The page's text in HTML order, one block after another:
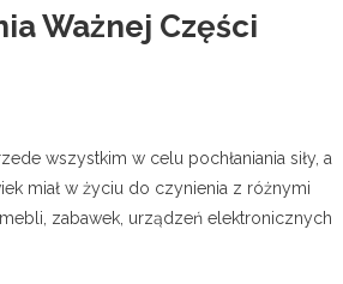
Ważnej Części
wszystkim w celu pochłaniania siły, a
miał w życiu do czynienia z różnymi
zabawek, urządzeń elektronicznych